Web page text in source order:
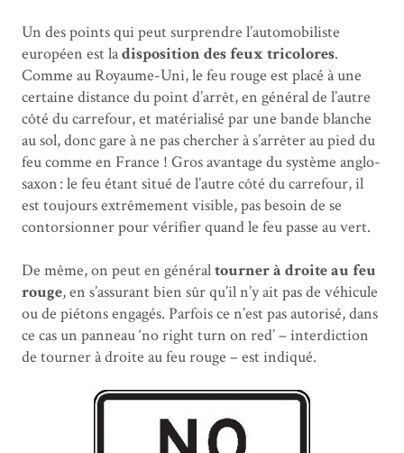
Un des points qui peut surprendre l’automobiliste
européen est ladisposition des feux tricolores.
Comme au Royaume-Uni, le feu rouge est placé à une
certaine distance du point d’arrêt, en général de l’autre
côté du carrefour, et matérialisé par une bande blanche
au sol, donc gare à ne pas chercher à s’arrêter au pied du
feu comme en France ! Gros avantage du système anglo-
saxon : le feu étant situé de l’autre côté du carrefour, il
est toujours extrêmement visible, pas besoin de se
contorsionner pour vérifier quand le feu passe au vert.
De même, on peut en généraltourner à droite au feu
rouge, en s’assurant bien sûr qu’il n’y ait pas de véhicule
ou de piétons engagés. Parfois ce n’est pas autorisé, dans
ce cas un panneau ‘no right turn on red’ – interdiction
de tourner à droite au feu rouge – est indiqué.